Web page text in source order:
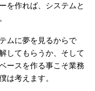
を作れば、システムと
ムに夢を見るからで
してもらうか、そして
ースを作る事こそ業務
は考えます。